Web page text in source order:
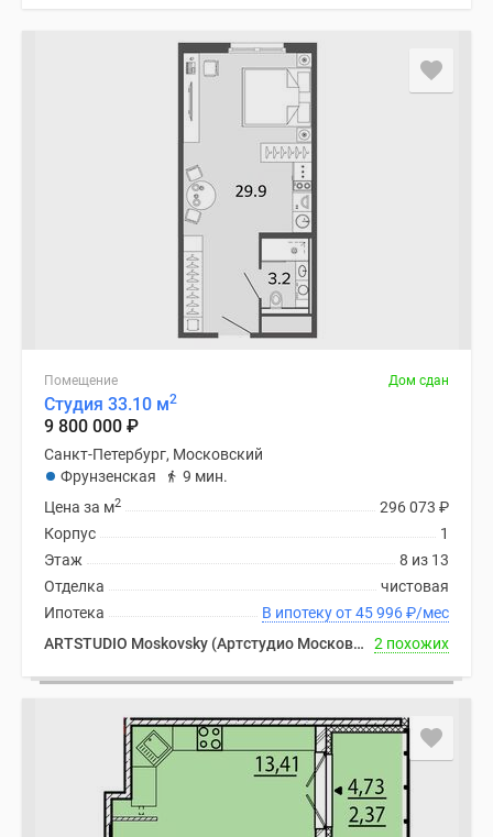
Помещение Дом сдан
Студия 33.10 м2
9 800 000 ₽
Санкт-Петербург, Московский
Фрунзенская
9 мин.
296 073 ₽
Цена за м2
1
Корпус
8 из 13
Этаж
чистовая
Отделка
В ипотеку от 45 996₽/мес
Ипотека
ARTSTUDIO Moskovsky (Артстудио Московский)
2 похожих